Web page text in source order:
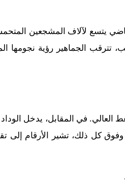
يتسع لآلاف المشجعين
تترقب الجماهير رؤية
العالي. في المقابل، يدخل
كل ذلك، تشير الأرقام إلى